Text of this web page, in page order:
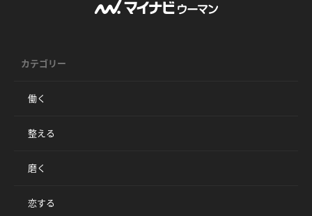
カテゴリー
働く
整える
磨く
恋する